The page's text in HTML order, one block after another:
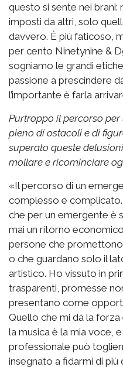
questo si sente nei
imposti da altri, solo
davvero. È più faticoso,
per cento Ninetynine &
sogniamo le grandi
passione a prescindere
l’importante è farla
Purtroppo il percorso
pieno di ostacoli e di
superato queste
mollare e ricominciare
«Il percorso di un
complesso e
che per un emergente è
mai un ritorno
persone che
o che guardano solo il
artistico. Ho vissuto in
trasparenti, promesse
presentano come
Quello che mi dà la
la musica è la mia voce,
professionale può
insegnato a fidarmi di